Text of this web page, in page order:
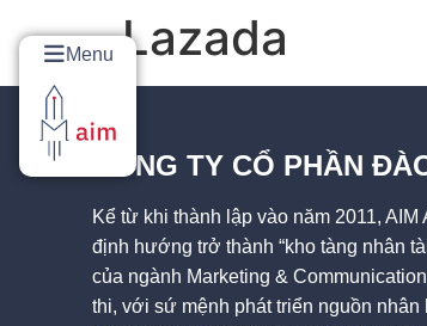
Menu Lazada
CÔNG TY CỔ PHẦN
Kể từ khi thành lập vào năm 2011,
định hướng trở thành “kho tàng nhân
của ngành Marketing &
thi, với sứ mệnh phát triển nguồn